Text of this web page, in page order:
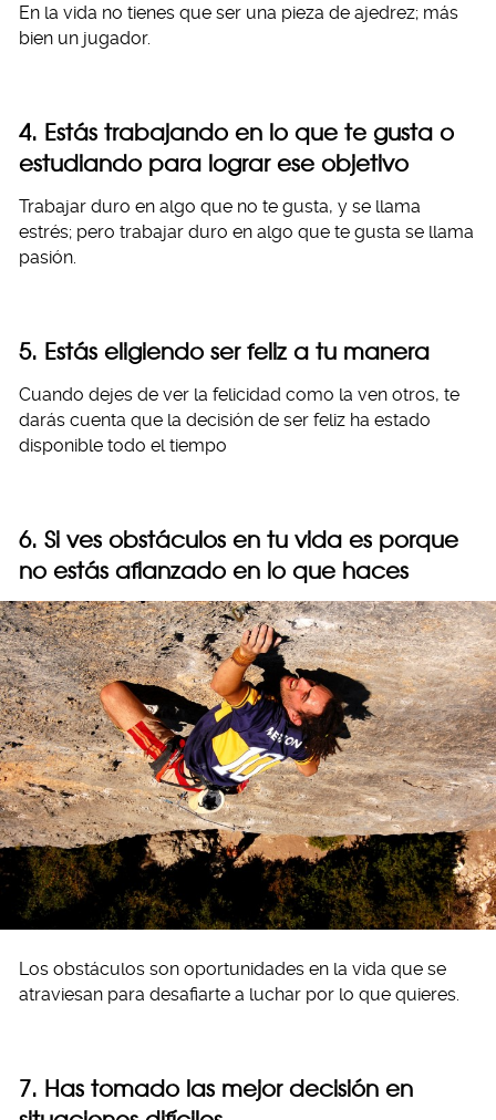
En la vida no tienes que ser una pieza de ajedrez; más
bien un jugador.
4. Estás trabajando en lo que te gusta o
estudiando para lograr ese objetivo
Trabajar duro en algo que no te gusta, y se llama
estrés; pero trabajar duro en algo que te gusta se llama
pasión.
5. Estás eligiendo ser feliz a tu manera
Cuando dejes de ver la felicidad como la ven otros, te
darás cuenta que la decisión de ser feliz ha estado
disponible todo el tiempo
6. Si ves obstáculos en tu vida es porque
no estás afianzado en lo que haces
Los obstáculos son oportunidades en la vida que se
atraviesan para desafiarte a luchar por lo que quieres.
7. Has tomado las mejor decisión en